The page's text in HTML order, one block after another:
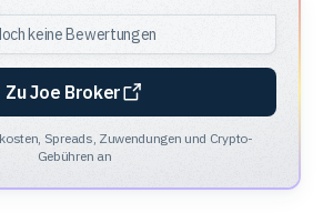
keine Bewertungen
Zu Joe Broker
Spreads, Zuwendungen und Crypto-
Gebühren an